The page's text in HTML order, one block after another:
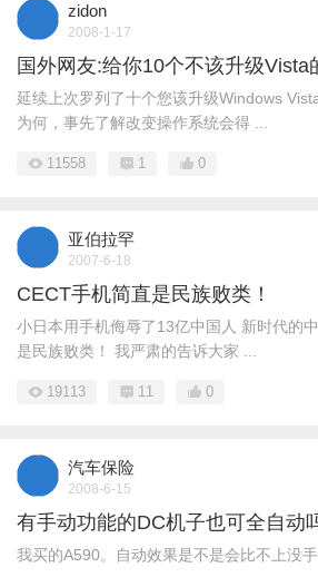
zidon
2008-1-17
国外网友:给你10个不该升级Vista
延续上次罗列了十个您该升级Windows
为何，事先了解改变操作系统会得 ...
11558 1 0
亚伯拉罕
2007-6-18
CECT手机简直是民族败类！
小日本用手机侮辱了13亿中国人 新时代的
是民族败类！ 我严肃的告诉大家 ...
19113 11 0
汽车保险
2008-6-15
有手动功能的DC机子也可全自动
我买的A590。自动效果是不是会比不上没